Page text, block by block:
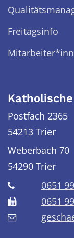
Freitagsinfo
Postfach 2365
54213 Trier
Weberbach 70
54290 Trier
0651
0651